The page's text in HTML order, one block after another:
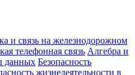
и связь на железнодорожном
телефонная связь Алгебра и
данных Безопасность
жизнедеятельности в